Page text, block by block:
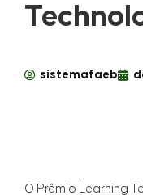
sistemafaeb
O Prêmio Learning